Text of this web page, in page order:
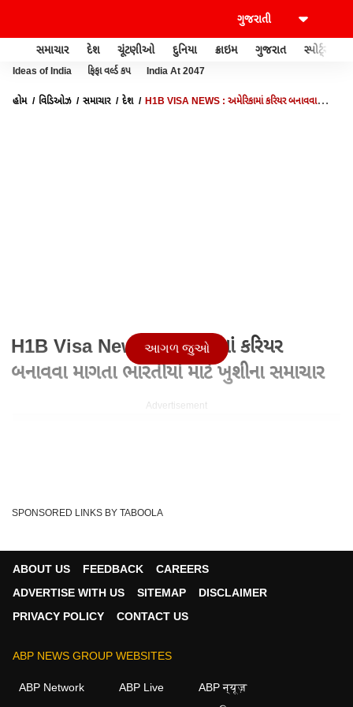
સમાચાર દેશ ચૂંટણીઓ દુનિયા ક્રાઇમ ગુજરાત સ્પોર્ટ્સ
Ideas of India ફિફા વર્લ્ડ કપ India At 2047
હોમ વિડિઓઝ સમાચાર દેશ
H1B VISA NEWS : અમેરિકામાં કરિયર બનાવવા
H1B Visa News : અમેરિકામાં કરિયર
બનાવવા માગતા ભારતીયો માટે ખુશીના સમાચાર
Advertisement
09 Jun 2026 09:54 AM (IST)
H1B Visa News : અમેરિકામાં કરિયર બનાવવા માગતા ભારતીયો
માટે ખુશીના સમાચાર અમેરિકામાં કરિયર બનાવવાનુ...
આગળ જુઓ
SPONSORED LINKS BY TABOOLA
ABOUT US FEEDBACK
CAREERS
ADVERTISE WITH US
SITEMAP
DISCLAIMER
PRIVACY POLICY
CONTACT US
ABP NEWS GROUP WEBSITES
ABP Network ABP Live
ABP न्यूज़